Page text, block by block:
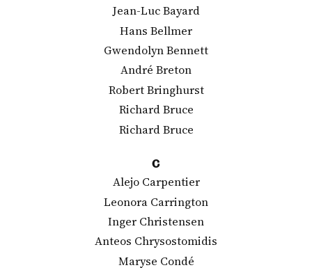
Jean-Luc Bayard
Hans Bellmer
Gwendolyn Bennett
André Breton
Robert Bringhurst
Richard Bruce
Richard Bruce
C
Alejo Carpentier
Leonora Carrington
Inger Christensen
Anteos Chrysostomidis
Maryse Condé